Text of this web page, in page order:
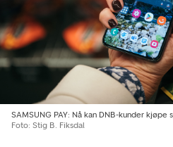
SAMSUNG PAY: Nå kan DNB-kunder
Foto: Stig B. Fiksdal